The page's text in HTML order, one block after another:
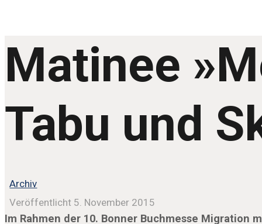
Matinee
Tabu und
Archiv
Veröffentlicht 5. November 2015
Im Rahmen der 10. Bonner Buchmesse